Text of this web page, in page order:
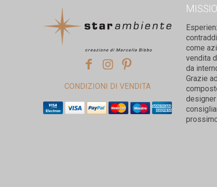
CONDIZIONI DI VENDITA
come
vendita
da
Grazie